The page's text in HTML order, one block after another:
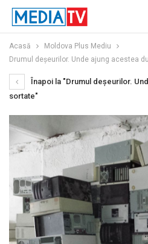
Acasă
Moldova Plus Mediu
Drumul deșeurilor. Unde ajung acestea
Înapoi la "Drumul deșeurilor.
sortate"